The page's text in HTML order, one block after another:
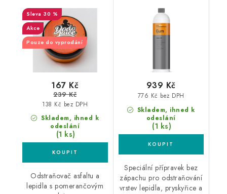
asfaltu a lepidel
30 %
Akce
Pouze do vyprodání
Skladem, ihned k
odeslání
(1 ks)
138 Kč bez DPH
167 Kč
239 Kč
Odstraňovač asfaltu a
lepidla s pomerančovým
Skladem, ihned k
odeslání
(1 ks)
776 Kč bez DPH
939 Kč
Speciální přípravek bez
zápachu pro odstraňování
vrstev lepidla, pryskyřice a